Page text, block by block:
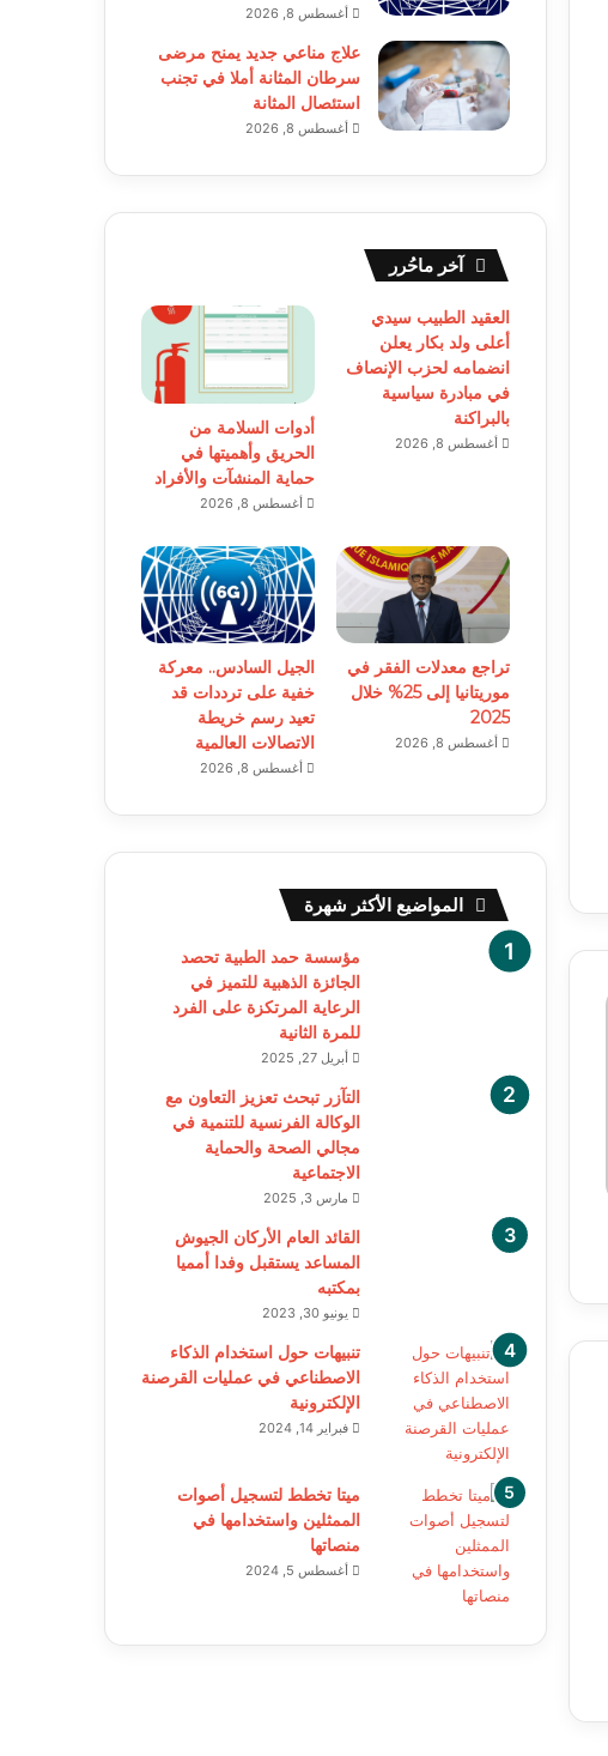
أغسطس 8, 2026
علاج مناعي جديد يمنح مرضى
سرطان المثانة أملا في تجنب
استئصال المثانة
أغسطس 8, 2026
آخر ماحُرر
العقيد الطبيب سيدي
أعلى ولد بكار يعلن
انضمامه لحزب الإنصاف
في مبادرة سياسية
بالبراكنة
أغسطس 8, 2026
أدوات السلامة من
الحريق وأهميتها في
حماية المنشآت والأفراد
أغسطس 8, 2026
تراجع معدلات الفقر في
موريتانيا إلى 25% خلال
2025
أغسطس 8, 2026
الجيل السادس.. معركة
خفية على ترددات قد
تعيد رسم خريطة
الاتصالات العالمية
أغسطس 8, 2026
المواضيع الأكثر شهرة
مؤسسة حمد الطبية تحصد
الجائزة الذهبية للتميز في
الرعاية المرتكزة على الفرد
للمرة الثانية
أبريل 27, 2025
التآزر تبحث تعزيز التعاون مع
الوكالة الفرنسية للتنمية في
مجالي الصحة والحماية
الاجتماعية
مارس 3, 2025
القائد العام الأركان الجيوش
المساعد يستقبل وفدا أمميا
بمكتبه
يونيو 30, 2023
تنبيهات حول استخدام الذكاء
الاصطناعي في عمليات القرصنة
الإلكترونية
فبراير 14, 2024
ميتا تخطط لتسجيل أصوات
الممثلين واستخدامها في
منصاتها
أغسطس 5, 2024